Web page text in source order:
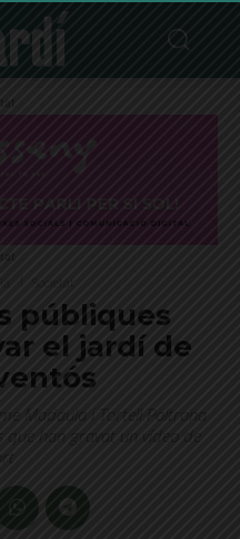
públiques
el jardí de
Madaula i Tortell Poltrona
que han gravat un vídeo de